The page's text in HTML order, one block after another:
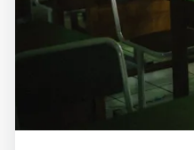
Dil Eğitimi
En Hızlı İngilizce
En Kolay İngilizce